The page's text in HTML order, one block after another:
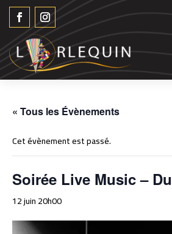
« Tous les Évènements
Cet évènement est passé.
Soirée Live Music –
12 juin 20h00